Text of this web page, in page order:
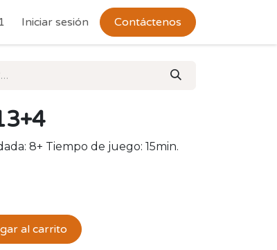
Iniciar sesión Contáctenos
8+ Tiempo de juego: 15min.
al carrito